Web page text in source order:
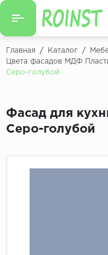
Назад
Кухни на заказ
Декоры столешниц
Главная / Каталог /
Цвета фасадов МДФ
Серо-голубой
Фасад для
Серо-голубой